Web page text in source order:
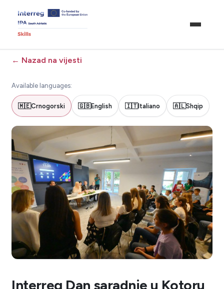
← Nazad na vijesti
Available languages:
🇲🇪Crnogorski 🇬🇧English 🇮🇹Italiano 🇦🇱Shqip
Interreg Dan saradnje u Kotoru